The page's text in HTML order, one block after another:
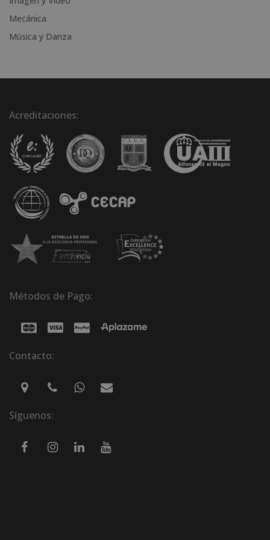
Mecánica
Música y Danza
Acreditaciones:
Métodos de Pago:
Contacto:
Síguenos: